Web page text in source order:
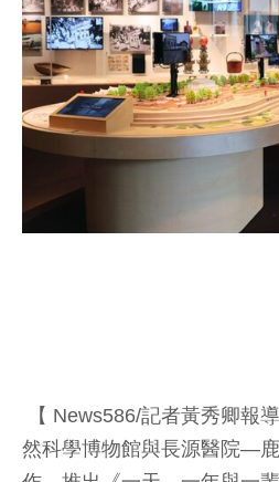
【 News586/記者黃秀卿報
然科學博物館與長源醫院—